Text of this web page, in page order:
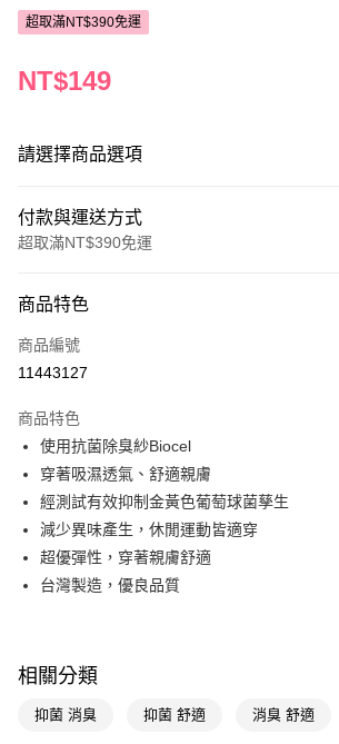
超取滿NT$390免運
NT$149
請選擇商品選項
付款與運送方式
超取滿NT$390免運
POYA支付
信用卡一次付款
LINE Pay
Apple Pay
街口支付
悠遊付
相關說明
AFTEE先享後付是「在收到商品之後才付款」的支付
即享券
商品特色
商品編號
11443127
商品特色
使用抗菌除臭紗Biocel
穿著吸濕透氣、舒適親膚
經測試有效抑制金黃色葡萄球菌孳生
減少異味產生，休閒運動皆適穿
超優彈性，穿著親膚舒適
台灣製造，優良品質
相關分類
抑菌 消臭 抑菌 舒適 消臭 舒適